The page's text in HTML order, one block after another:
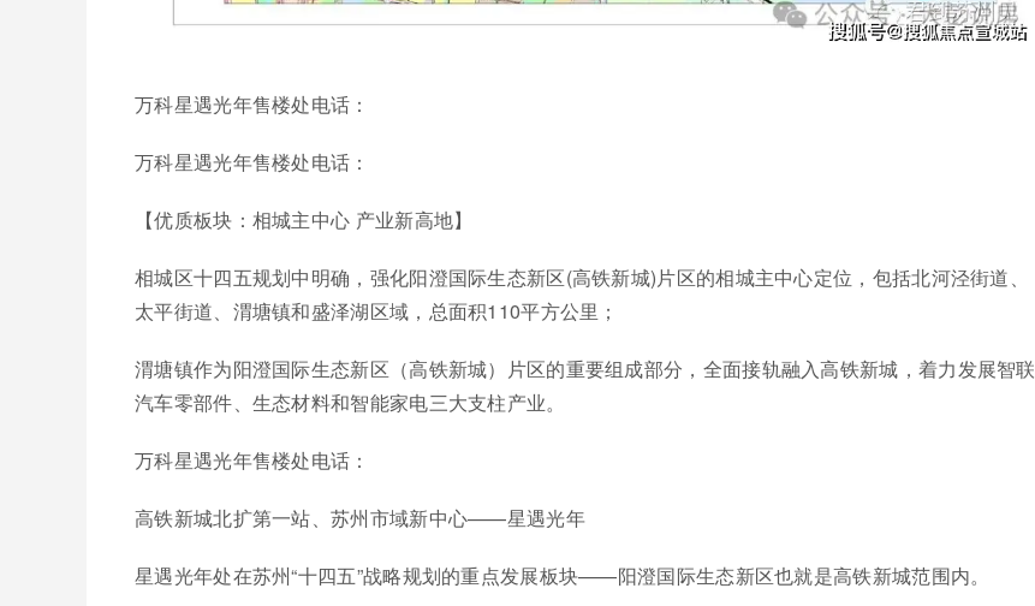
万科星遇光年售楼处电话：
万科星遇光年售楼处电话：
【优质板块：相城主中心 产业新高地】
相城区十四五规划中明确，强化阳澄国际生态新区(高铁新城)片区的相城主中心定位，包括北河泾街道、
太平街道、渭塘镇和盛泽湖区域，总面积110平方公里；
渭塘镇作为阳澄国际生态新区（高铁新城）片区的重要组成部分，全面接轨融入高铁新城，着力发展智联
汽车零部件、生态材料和智能家电三大支柱产业。
万科星遇光年售楼处电话：
高铁新城北扩第一站、苏州市域新中心——星遇光年
星遇光年处在苏州“十四五”战略规划的重点发展板块——阳澄国际生态新区也就是高铁新城范围内。